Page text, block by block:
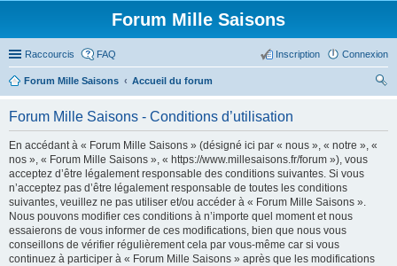
Forum Mille Saisons
Raccourcis FAQ Connexion
Inscription
Forum Mille Saisons
Accueil du forum
Forum Mille Saisons - Conditions d’utilisation
En accédant à « Forum Mille Saisons » (désigné ici par « nous », « notre », «
nos », « Forum Mille Saisons », « https://www.millesaisons.fr/forum »), vous
acceptez d’être légalement responsable des conditions suivantes. Si vous
n’acceptez pas d’être légalement responsable de toutes les conditions
suivantes, veuillez ne pas utiliser et/ou accéder à « Forum Mille Saisons ».
Nous pouvons modifier ces conditions à n’importe quel moment et nous
essaierons de vous informer de ces modifications, bien que nous vous
conseillons de vérifier régulièrement cela par vous-même car si vous
continuez à participer à « Forum Mille Saisons » après que les modifications